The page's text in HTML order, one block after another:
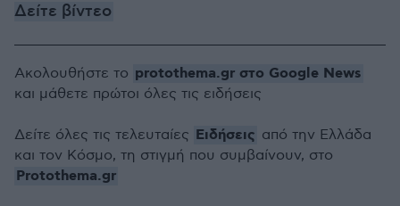
Δείτε βίντεο
Ακολουθήστε το protothema.gr στο Google News
και μάθετε πρώτοι όλες τις ειδήσεις
Δείτε όλες τις τελευταίες Ειδήσεις από την Ελλάδα
και τον Κόσμο, τη στιγμή που συμβαίνουν, στο
Protothema.gr